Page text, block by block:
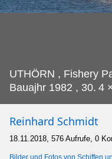
UTHÖRN , Fishery
Bauajhr 1982 , 30. 4
Reinhard Schmidt
18.11.2018, 576 Aufrufe, 0
Bilder und Fotos von Schiffen